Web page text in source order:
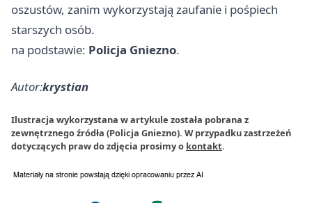
oszustów, zanim wykorzystają zaufanie i pośpiech
starszych osób.
na podstawie: Policja Gniezno.
Autor:krystian
Ilustracja wykorzystana w artykule została pobrana z
zewnętrznego źródła (Policja Gniezno). W przypadku zastrzeżeń
dotyczących praw do zdjęcia prosimy o kontakt.